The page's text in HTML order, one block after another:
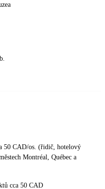
50 CAD/os. (řidič, hotelový
Montréal, Québec a
cca 50 CAD